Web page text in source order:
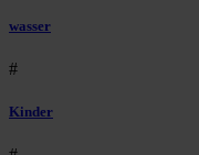
wasser
#
Kinder